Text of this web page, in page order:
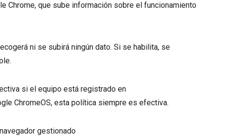
Chrome, que sube información sobre el funcionamiento
ni se subirá ningún dato. Si se habilita, se
si el equipo está registrado en
ChromeOS, esta política siempre es efectiva.
gestionado